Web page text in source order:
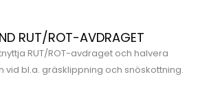
RUT/ROT-AVDRAGET
RUT/ROT-avdraget och halvera
vid bl.a. gräsklippning och snöskottning.